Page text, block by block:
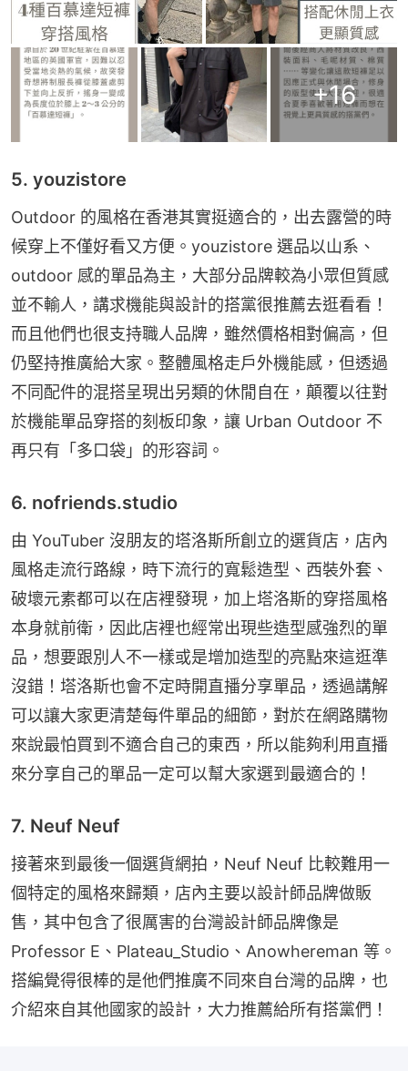
+16
5. youzistore
Outdoor 的風格在香港其實挺適合的，出去露營的時
候穿上不僅好看又方便。youzistore 選品以山系、
outdoor 感的單品為主，大部分品牌較為小眾但質感
並不輸人，講求機能與設計的搭黨很推薦去逛看看！
而且他們也很支持職人品牌，雖然價格相對偏高，但
仍堅持推廣給大家。整體風格走戶外機能感，但透過
不同配件的混搭呈現出另類的休閒自在，顛覆以往對
於機能單品穿搭的刻板印象，讓 Urban Outdoor 不
再只有「多口袋」的形容詞。
6. nofriends.studio
由 YouTuber 沒朋友的塔洛斯所創立的選貨店，店內
風格走流行路線，時下流行的寬鬆造型、西裝外套、
破壞元素都可以在店裡發現，加上塔洛斯的穿搭風格
本身就前衛，因此店裡也經常出現些造型感強烈的單
品，想要跟別人不一樣或是增加造型的亮點來這逛準
沒錯！塔洛斯也會不定時開直播分享單品，透過講解
可以讓大家更清楚每件單品的細節，對於在網路購物
來說最怕買到不適合自己的東西，所以能夠利用直播
來分享自己的單品一定可以幫大家選到最適合的！
7. Neuf Neuf
接著來到最後一個選貨網拍，Neuf Neuf 比較難用一
個特定的風格來歸類，店內主要以設計師品牌做販
售，其中包含了很厲害的台灣設計師品牌像是
Professor E、Plateau_Studio、Anowhereman 等。
搭編覺得很棒的是他們推廣不同來自台灣的品牌，也
介紹來自其他國家的設計，大力推薦給所有搭黨們！